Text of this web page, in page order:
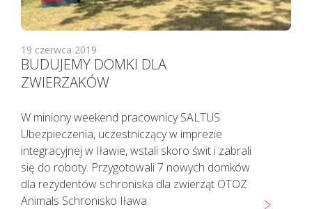
sytuacjach kiedy jest to niezbędne,
pacjent powinien zostać umówiony
na konkretną godzinę do lekarza.
Lekarz udzielający TELEPORADY na
podstawie przeprowadzonego
zdrowia pacjenta ma możliwość
wystawienia zwolnienia lekarskiego.
19 czerwca 2019
BUDUJEMY DOMKI DLA
ZWIERZAKÓW
W miniony weekend pracownicy SALTUS
Ubezpieczenia, uczestniczący w imprezie
integracyjnej w Iławie, wstali skoro świt i zabrali
się do roboty. Przygotowali 7 nowych domków
dla rezydentów schroniska dla zwierząt OTOZ
Animals Schronisko Iława.